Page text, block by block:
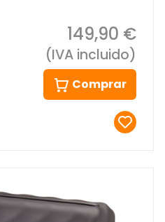
149,90 €
(IVA incluido)
Comprar